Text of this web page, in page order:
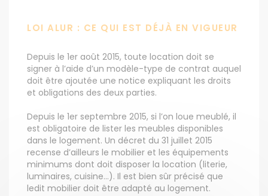
LOI ALUR : CE QUI EST DÉJÀ EN VIGUEUR
Depuis le 1er août 2015, toute location doit se
signer à l’aide d’un modèle-type de contrat auquel
doit être ajoutée une notice expliquant les droits
et obligations des deux parties.
Depuis le 1er septembre 2015, si l’on loue meublé, il
est obligatoire de lister les meubles disponibles
dans le logement. Un décret du 31 juillet 2015
recense d’ailleurs le mobilier et les équipements
minimums dont doit disposer la location (literie,
luminaires, cuisine…). Il est bien sûr précisé que
ledit mobilier doit être adapté au logement.